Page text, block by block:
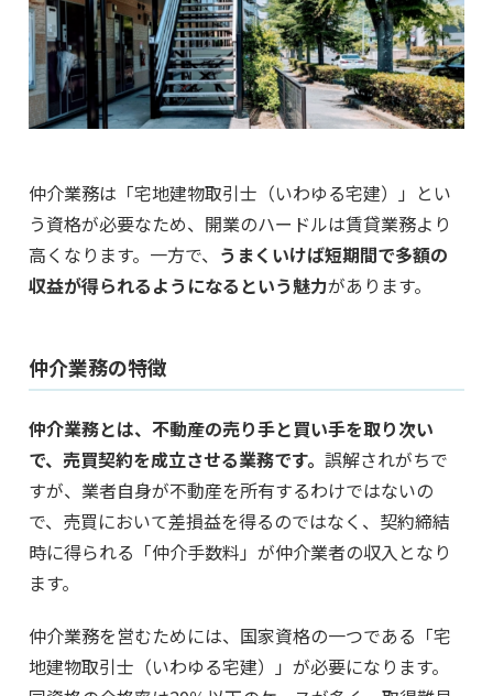
仲介業務は「宅地建物取引士（いわゆる宅建）」とい
う資格が必要なため、開業のハードルは賃貸業務より
高くなります。一方で、 うまくいけば短期間で多額の
収益が得られるようになるという魅力があります。
仲介業務の特徴
仲介業務とは、不動産の売り手と買い手を取り次い
で、売買契約を成立させる業務です。 誤解されがちで
すが、業者自身が不動産を所有するわけではないの
で、売買において差損益を得るのではなく、契約締結
時に得られる「仲介手数料」が仲介業者の収入となり
ます。
仲介業務を営むためには、国家資格の一つである「宅
地建物取引士（いわゆる宅建）」が必要になります。